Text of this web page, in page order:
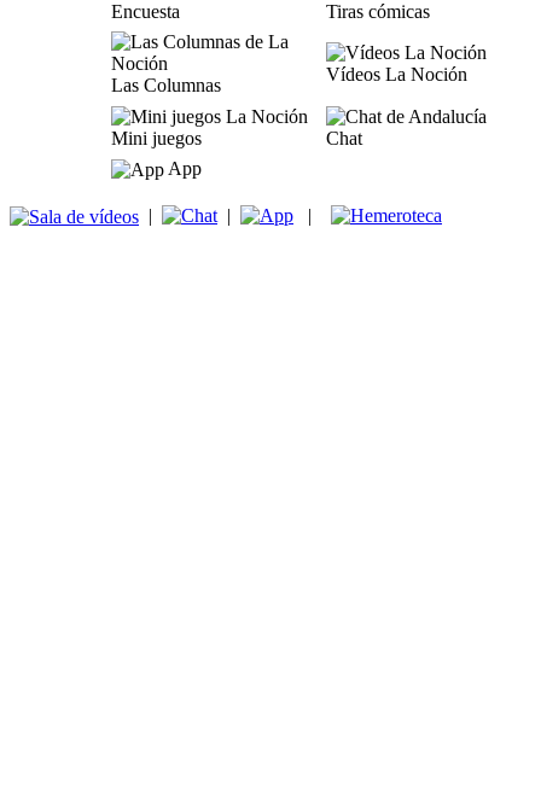
Encuesta Tiras cómicas
Las Columnas
Vídeos La Noción
Mini juegos
Chat
App
| | |